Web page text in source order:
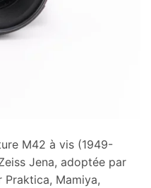
M42 à vis (1949-
Jena, adoptée par
Praktica, Mamiya,